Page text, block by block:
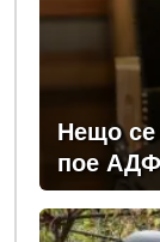
Нещо се
пое